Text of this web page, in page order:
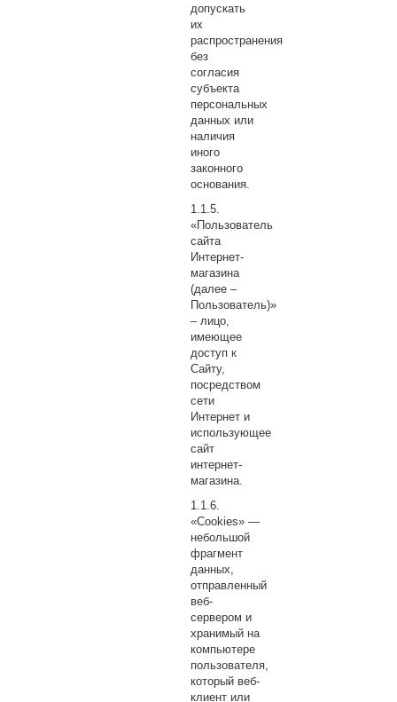
допускать
их
распространения
без
согласия
субъекта
персональных
данных или
наличия
иного
законного
основания.
«Пользователь
сайта
Интернет-
магазина
(далее –
Пользователь)»
– лицо,
имеющее
доступ к
Сайту,
посредством
сети
Интернет и
использующее
сайт
интернет-
магазина.
«Cookies» —
небольшой
фрагмент
данных,
отправленный
веб-
сервером и
хранимый на
компьютере
пользователя,
который веб-
клиент или